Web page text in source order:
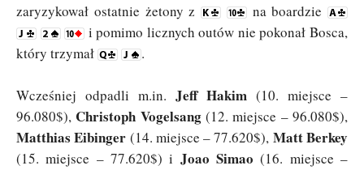
zaryzykował ostatnie żetony z
na boardzie
i pomimo licznych outów nie pokonał Bosca,
który trzymał
.
Wcześniej odpadli m.in. Jeff Hakim (10. miejsce –
96.080$), Christoph Vogelsang(12. miejsce – 96.080$),
Matthias Eibinger (14. miejsce – 77.620$), Matt Berkey
(15. miejsce – 77.620$) i Joao Simao (16. miejsce –